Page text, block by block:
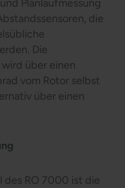
Planlaufmessung
die
Die
über einen
vom Rotor selbst
über einen
des RO 7000 ist die